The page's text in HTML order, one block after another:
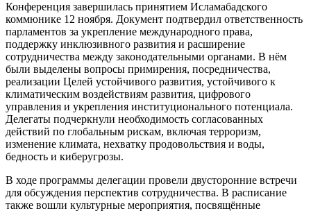
Конференция завершилась принятием Исламабадского
коммюнике 12 ноября. Документ подтвердил ответственность
парламентов за укрепление международного права,
поддержку инклюзивного развития и расширение
сотрудничества между законодательными органами. В нём
были выделены вопросы примирения, посредничества,
реализации Целей устойчивого развития, устойчивого к
климатическим воздействиям развития, цифрового
управления и укрепления институционального потенциала.
Делегаты подчеркнули необходимость согласованных
действий по глобальным рискам, включая терроризм,
изменение климата, нехватку продовольствия и воды,
бедность и киберугрозы.
В ходе программы делегации провели двусторонние встречи
для обсуждения перспектив сотрудничества. В расписание
также вошли культурные мероприятия, посвящённые